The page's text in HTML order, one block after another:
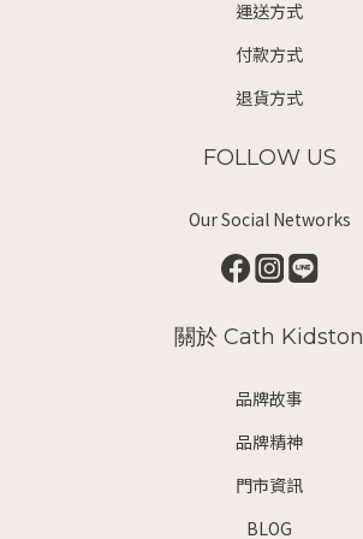
運送方式
付款方式
退貨方式
FOLLOW US
Our Social Networks
關於 Cath Kidston
品牌故事
品牌精神
門市資訊
BLOG